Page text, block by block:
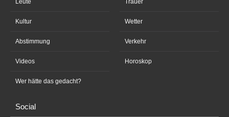
Leute
Kultur
Abstimmung
Videos
Wer hätte das gedacht?
Trauer
Wetter
Verkehr
Horoskop
Social